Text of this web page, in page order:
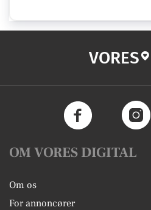
VORES
OM VORES DIGITAL
Om os
For annoncører